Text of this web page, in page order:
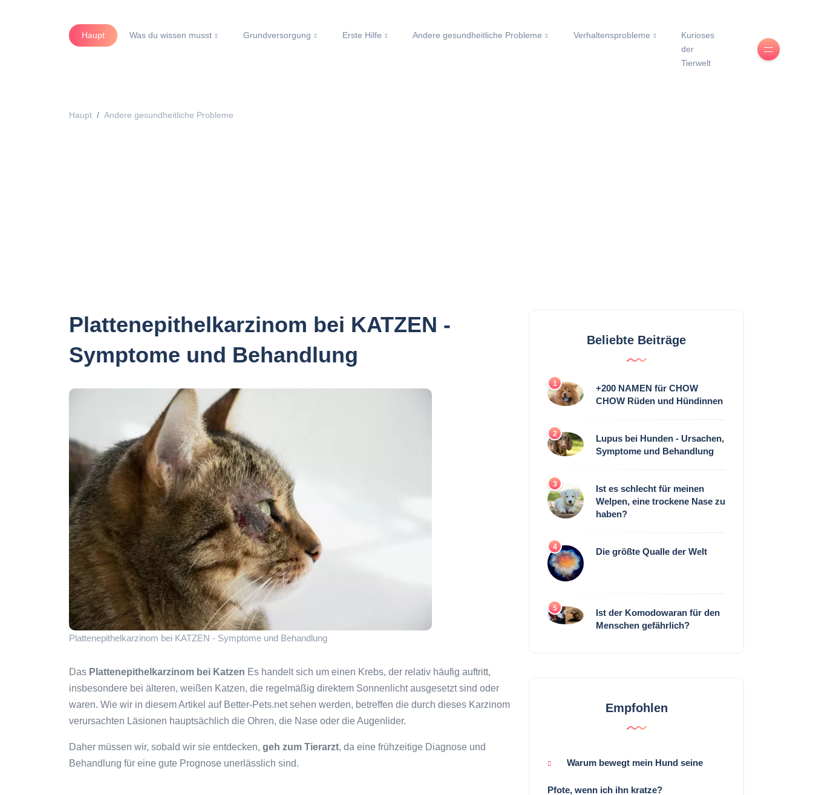
Haupt Was du wissen musst Grundversorgung Erste Hilfe Andere gesundheitliche Probleme Verhaltensprobleme
Kurioses
der
Tierwelt
Haupt Andere gesundheitliche Probleme
Plattenepithelkarzinom bei KATZEN -
Symptome und Behandlung
Plattenepithelkarzinom bei KATZEN - Symptome und Behandlung
Das Plattenepithelkarzinom bei Katzen Es handelt sich um einen Krebs, der relativ häufig auftritt,
insbesondere bei älteren, weißen Katzen, die regelmäßig direktem Sonnenlicht ausgesetzt sind oder
waren. Wie wir in diesem Artikel auf Better-Pets.net sehen werden, betreffen die durch dieses Karzinom
verursachten Läsionen hauptsächlich die Ohren, die Nase oder die Augenlider.
Daher müssen wir, sobald wir sie entdecken, geh zum Tierarzt, da eine frühzeitige Diagnose und
Behandlung für eine gute Prognose unerlässlich sind.
Beliebte Beiträge
1
+200 NAMEN für CHOW
CHOW Rüden und Hündinnen
2
Lupus bei Hunden - Ursachen,
Symptome und Behandlung
3
Ist es schlecht für meinen
Welpen, eine trockene Nase zu
haben?
4 Die größte Qualle der Welt
5
Ist der Komodowaran für den
Menschen gefährlich?
Empfohlen
Warum bewegt mein Hund seine
Pfote, wenn ich ihn kratze?